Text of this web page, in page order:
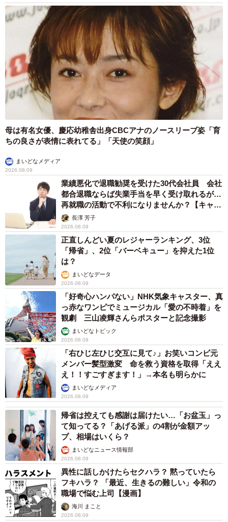
母は有名女優、慶応幼稚舎出身CBCアナのノースリーブ姿「育
ちの良さが表情に表れてる」「天使の笑顔」
まいどなメディア
2026.08.09
業績悪化で退職勧奨を受けた30代会社員 会社
都合退職ならば失業手当を早く受け取れるが…
再就職の活動で不利になりませんか？【キャリ
アカウンセラーが解説】
長澤 芳子
2026.08.09
正直しんどい夏のレジャーランキング、3位
「帰省」、2位「バーベキュー」を抑えた1位
は？
まいどなデータ
2026.08.09
「好奇心ハンパない」NHK気象キャスター、真
っ赤なワンピでミュージカル「愛の不時着」を
観劇 三山凌輝さんらポスターと記念撮影
まいどなトピック
2026.08.09
「右ひじ左ひじ交互に見て♪」お笑いコンビ元
メンバー髪型激変 命を救う資格を取得「ええ
え！！すごすぎます！」→本名も明らかに
まいどなメディア
2026.08.09
帰省は控えても感謝は届けたい…「お盆玉」っ
て知ってる？「あげる派」の4割が金額アッ
プ、相場はいくら？
まいどなニュース情報部
2026.08.09
異性に話しかけたらセクハラ？ 黙っていたら
フキハラ？ 「最近、生きるの難しい」令和の
職場で悩む上司【漫画】
海川 まこと
2026.08.09